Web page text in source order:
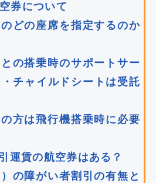
券について
どの座席を指定するのか
の搭乗時のサポートサー
チャイルドシートは受託
の方は飛行機搭乗時に必要
運賃の航空券はある？
の障がい者割引の有無と